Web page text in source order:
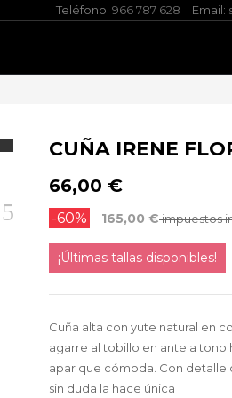
Teléfono: 966 787 628 Email:
Siguiente
CUÑA IRENE
66,00 €
-60% 165,00 €impuestos
¡Últimas tallas disponibles!
Cuña alta con yute natural en
agarre al tobillo en ante a tono
apar que cómoda. Con detalle
sin duda la hace única